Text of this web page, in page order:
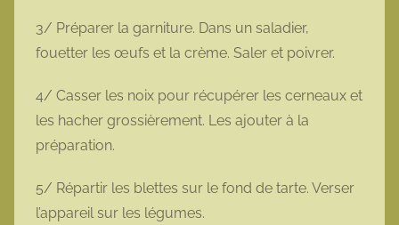
3/ Préparer la garniture. Dans un saladier,
fouetter les œufs et la crème. Saler et poivrer.
4/ Casser les noix pour récupérer les cerneaux et
les hacher grossièrement. Les ajouter à la
préparation.
5/ Répartir les blettes sur le fond de tarte. Verser
l’appareil sur les légumes.